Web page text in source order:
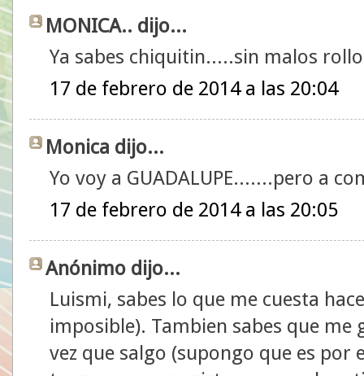
MONICA.. dijo...
Ya sabes chiquitin.....sin malos
17 de febrero de 2014 a las 20:04
Monica dijo...
Yo voy a GUADALUPE.......pero a
17 de febrero de 2014 a las 20:05
Anónimo dijo...
Luismi, sabes lo que me cuesta
imposible). Tambien sabes que
vez que salgo (supongo que es por